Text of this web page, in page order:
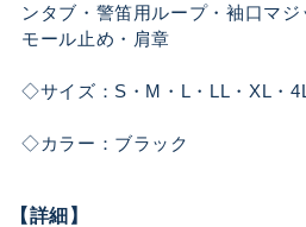
ンタブ・警笛用ループ・袖口マジ
モール止め・肩章
◇サイズ：S・M・L・LL・XL・
◇カラー：ブラック
【詳細】